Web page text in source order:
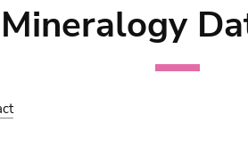
Mineralogy